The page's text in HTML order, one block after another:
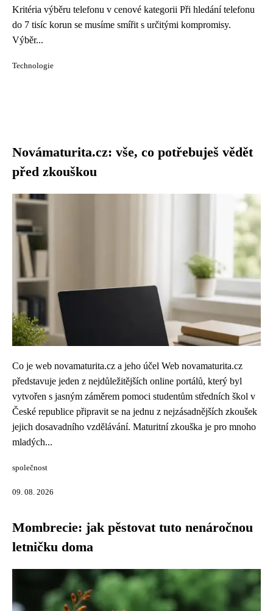
Kritéria výběru telefonu v cenové kategorii Při hledání telefonu
do 7 tisíc korun se musíme smířit s určitými kompromisy.
Výběr...
Technologie
Novámaturita.cz: vše, co potřebuješ vědět
před zkouškou
Co je web novamaturita.cz a jeho účel Web novamaturita.cz
představuje jeden z nejdůležitějších online portálů, který byl
vytvořen s jasným záměrem pomoci studentům středních škol v
České republice připravit se na jednu z nejzásadnějších zkoušek
jejich dosavadního vzdělávání. Maturitní zkouška je pro mnoho
mladých...
společnost
09. 08. 2026
Mombrecie: jak pěstovat tuto nenáročnou
letničku doma